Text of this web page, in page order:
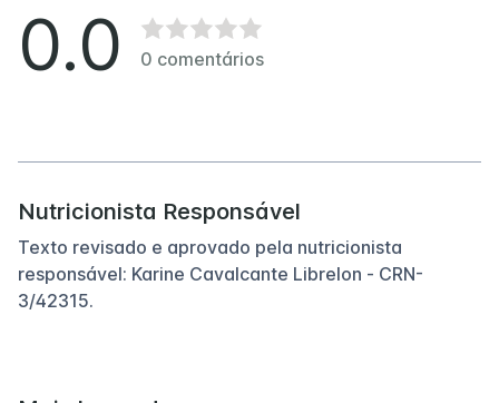
0.0 0 comentários
Nutricionista Responsável
Texto revisado e aprovado pela nutricionista
responsável: Karine Cavalcante Librelon - CRN-
3/42315.